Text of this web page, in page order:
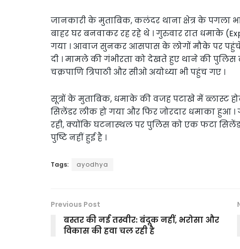
जानकारी के मुताबिक, कलंदर थाना क्षेत्र के पगला
बाहर घर बनवाकर रह रहे थे । गुरुवार रात धमाके
गया । आवाज सुनकर आसपास के लोगों मौके पर
दी । मामले की गंभीरता को देखते हुए थाने की पुलिस
चक्रपाणि त्रिपाठी और सीओ अयोध्या भी पहुंच गए ।
सूत्रों के मुताबिक, धमाके की वजह पटाखे में ब्लास्ट
सिलेंडर लीक हो गया और फिर जोरदार धमाका हुआ
रही, क्योंकि घटनास्थल पर पुलिस को एक फटा
पुष्टि नहीं हुई है ।
Tags: ayodhya
Previous Post
बस्तर की नई तस्वीर: बंदूक नहीं, भरोसा और
विकास की हवा चल रही है